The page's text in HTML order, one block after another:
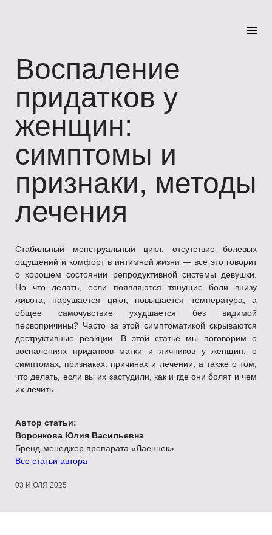
Воспаление
придатков у
женщин:
симптомы и
признаки, методы
лечения
Стабильный менструальный цикл, отсутствие болевых
ощущений и комфорт в интимной жизни — все это говорит
о хорошем состоянии репродуктивной системы девушки.
Но что делать, если появляются тянущие боли внизу
живота, нарушается цикл, повышается температура, а
общее самочувствие ухудшается без видимой
первопричины? Часто за этой симптоматикой скрываются
деструктивные реакции. В этой статье мы поговорим о
воспалениях придатков матки и яичников у женщин, о
симптомах, признаках, причинах и лечении, а также о том,
что делать, если вы их застудили, как и где они болят и чем
их лечить.
Автор статьи:
Воронкова Юлия Васильевна
Бренд-менеджер препарата «Лаеннек»
Все статьи автора
03 ИЮЛЯ 2025